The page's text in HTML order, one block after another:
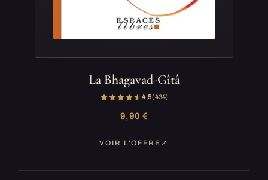
La Bhagavad-Gîtâ
4,5(434)
9,90 €
VOIR L'OFFRE